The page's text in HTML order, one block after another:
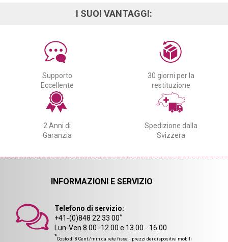
I SUOI VANTAGGI:
Supporto
Eccellente
30 giorni per la
restituzione
2 Anni di
Garanzia
Spedizione dalla
Svizzera
INFORMAZIONI E SERVIZIO
Telefono di servizio:
+41-(0)848 22 33 00*
Lun-Ven 8.00 -12.00 e 13.00 - 16.00
*Costo di 8 Cent./min da rete fissa, i prezzi dei dispositivi mobili